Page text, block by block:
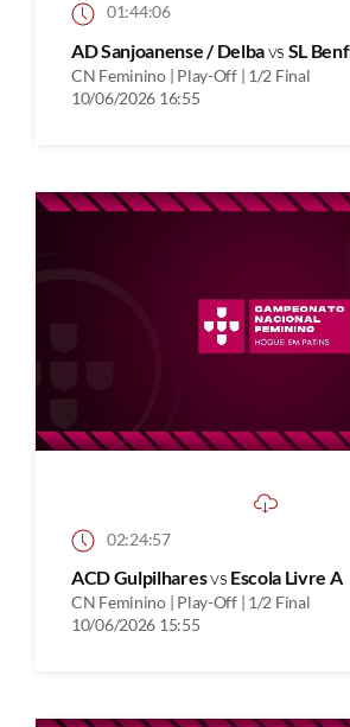
01:44:06
AD Sanjoanense / Delbavs SL
CN Feminino | Play-Off | 1/2 Final
10/06/2026 16:55
02:24:57
ACD Gulpilharesvs Escola Livre A
CN Feminino | Play-Off | 1/2 Final
10/06/2026 15:55